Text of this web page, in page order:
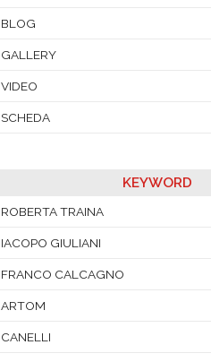
BLOG
GALLERY
VIDEO
SCHEDA
KEYWORD
ROBERTA TRAINA
IACOPO GIULIANI
FRANCO CALCAGNO
ARTOM
CANELLI